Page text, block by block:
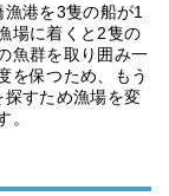
港を3隻の船が1
場に着くと2隻の
魚群を取り囲み一
を保つため、もう
すため漁場を変
。